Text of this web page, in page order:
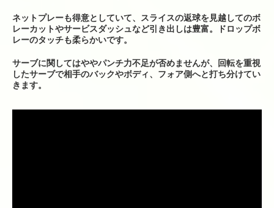
ネットプレーも得意としていて、スライスの返球を見越してのボ
レーカットやサービスダッシュなど引き出しは豊富。ドロップボ
レーのタッチも柔らかいです。
サーブに関してはややパンチ力不足が否めませんが、回転を重視
したサーブで相手のバックやボディ、フォア側へと打ち分けてい
きます。